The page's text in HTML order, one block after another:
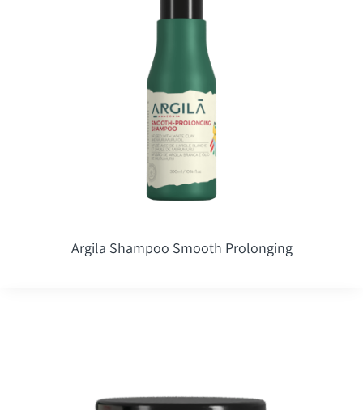
Argila Shampoo Smooth Prolonging